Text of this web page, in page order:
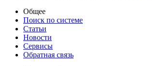
Общее
Поиск по системе
Статьи
Новости
Сервисы
Обратная связь